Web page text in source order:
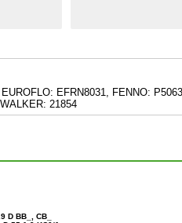
EFRN8031, FENNO:
21854
D BB_, CB_